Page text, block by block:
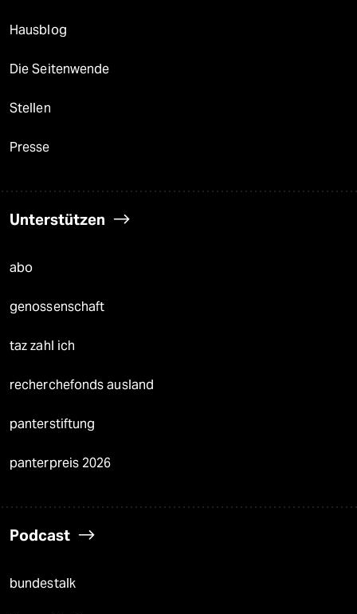
Hausblog
Die Seitenwende
Stellen
Presse
Unterstützen
abo
genossenschaft
taz zahl ich
recherchefonds ausland
panterstiftung
panterpreis 2026
Podcast
bundestalk